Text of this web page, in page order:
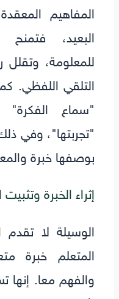
المفاهيم
البعيد،
للمعلومة،
التلقي اللفظي.
"سماع الفكرة"
"تجربتها"، وفي
بوصفها خبرة
إثراء الخبرة وتثبيت
الوسيلة لا
المتعلم خبرة
والفهم معا. إنها